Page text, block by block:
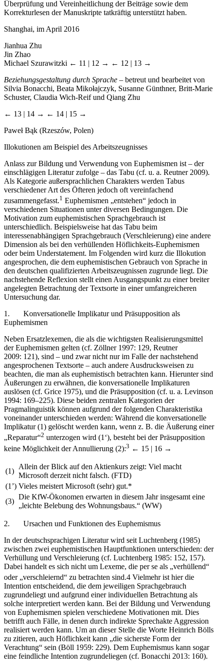
Überprüfung und Vereinheitlichung der Beiträge sowie dem
Korrekturlesen der Manuskripte tatkräftig unterstützt haben.
Shanghai, im April 2016
Jianhua Zhu
Jin Zhao
Michael Szurawitzki ← 11 | 12 → ← 12 | 13 →
Beziehungsgestaltung durch Sprache – betreut und bearbeitet von
Silvia Bonacchi, Beata Mikołajczyk, Susanne Günthner, Britt-Marie
Schuster, Claudia Wich-Reif und Qiang Zhu
← 13 | 14 → ← 14 | 15 →
Paweł Bąk (Rzeszów, Polen)
Illokutionen am Beispiel des Arbeitszeugnisses
Anlass zur Bildung und Verwendung von Euphemismen ist – der
einschlägigen Literatur zufolge – das Tabu (cf. u. a. Reutner 2009).
Als Kategorie außersprachlichen Charakters werden Tabus
verschiedener Art des Öfteren jedoch oft vereinfachend
zusammengefasst.1 Euphemismen „entstehen“ jedoch in
verschiedenen Situationen unter diversen Bedingungen. Die
Motivation zum euphemistischen Sprachgebrauch ist
unterschiedlich. Beispielsweise hat das Tabu beim
interessenabhängigen Sprachgebrauch (Verschleierung) eine andere
Dimension als bei den verhüllenden Höflichkeits-Euphemismen
oder beim Understatement. Im Folgenden wird kurz die Illokution
angesprochen, die dem euphemistischen Gebrauch von Sprache in
den deutschen qualifizierten Arbeitszeugnissen zugrunde liegt. Die
nachstehende Reflexion stellt einen Ausgangspunkt zu einer breiter
angelegten Betrachtung der Textsorte in einer umfangreicheren
Untersuchung dar.
1.
Konversationelle Implikatur und Präsupposition als
Euphemismen
Neben Ersatzlexemen, die als die wichtigsten Realisierungsmittel
der Euphemismen gelten (cf. Zöllner 1997: 129, Reutner
2009: 121), sind – und zwar nicht nur im Falle der nachstehend
angesprochenen Textsorte – auch andere Ausdrucksweisen zu
beachten, die man als euphemistisch betrachten kann. Hierunter sind
Äußerungen zu erwähnen, die konversationelle Implikaturen
auslösen (cf. Grice 1975), und die Präsupposition (cf. u. a. Levinson
1994: 169–225). Diese beiden zentralen Kategorien der
Pragmalinguistik können aufgrund der folgenden Charakteristika
voneinander unterschieden werden: Während die konversationelle
Implikatur (1) gelöscht werden kann, wenn z. B. die Äußerung einer
„Reparatur“2 unterzogen wird (1‘), besteht bei der Präsupposition
keine Möglichkeit der Annullierung (2):3 ← 15 | 16 →
(1)
Allein der Blick auf den Aktienkurs zeigt: Viel macht
Microsoft derzeit nicht falsch. (FTD)
(1’) Vieles meistert Microsoft (sehr) gut.*
(3)
Die KfW-Ökonomen erwarten in diesem Jahr insgesamt eine
„leichte Belebung des Wohnungsbaus.“ (WW)
2.
Ursachen und Funktionen des Euphemismus
In der deutschsprachigen Literatur wird seit Luchtenberg (1985)
zwischen zwei euphemistischen Hauptfunktionen unterschieden: der
Verhüllung und Verschleierung (cf. Luchtenberg 1985: 152, 157).
Dabei handelt es sich nicht um Lexeme, die per se als „verhüllend“
oder „verschleiernd“ zu betrachten sind.4 Vielmehr ist hier die
Intention entscheidend, die dem jeweiligen Sprachgebrauch
zugrundeliegt und aufgrund einer individuellen Betrachtung als
solche interpretiert werden kann. Bei der Bildung und Verwendung
von Euphemismen spielen verschiedene Motivationen mit. Dies
betrifft auch Fälle, in denen durch indirekte Sprechakte Aggression
realisiert werden kann. Um an dieser Stelle die Worte Heinrich Bölls
zu zitieren, auch Höflichkeit kann „die sicherste Form der
Verachtung“ sein (Böll 1959: 229). Dem Euphemismus kann sogar
eine feindliche Intention zugrundeliegen (cf. Bonacchi 2013: 160).